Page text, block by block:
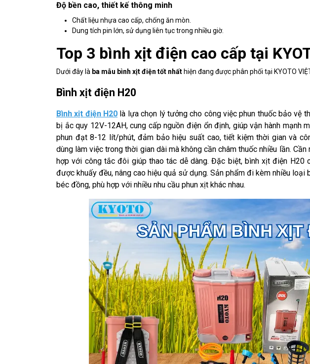
Độ bền cao, thiết kế thông minh
Chất liệu nhựa cao cấp, chống ăn mòn.
Dung tích pin lớn, sử dụng liên tục trong nhiều giờ.
Top 3 bình xịt điện cao cấp tại
Dưới đây là ba mẫu bình xịt điện tốt nhất hiện đang được phân phối tại KYOTO
Bình xịt điện H20
Bình xịt điện H20 là lựa chọn lý tưởng cho công việc phun thuốc bảo vệ
bị ắc quy 12V-12AH, cung cấp nguồn điện ổn định, giúp vận hành mạnh
phun đạt 8-12 lít/phút, đảm bảo hiệu suất cao, tiết kiệm thời gian và
dùng làm việc trong thời gian dài mà không cần châm thuốc nhiều lần.
hợp với công tắc đôi giúp thao tác dễ dàng. Đặc biệt, bình xịt điện H20
được khuấy đều, nâng cao hiệu quả sử dụng. Sản phẩm đi kèm nhiều
béc đồng, phù hợp với nhiều nhu cầu phun xịt khác nhau.